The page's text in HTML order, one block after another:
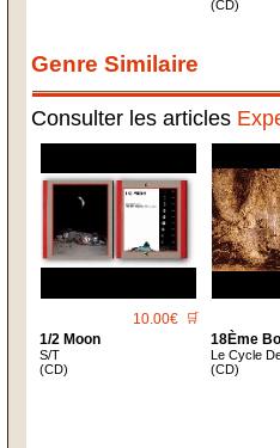
(CD)
Genre Similaire
Consulter les articles
10.00€ 🛒
1/2 Moon
S/T
(CD)
18Ème
Le Cycle
(CD)